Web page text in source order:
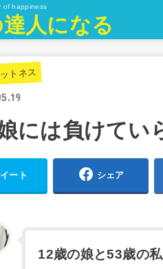
of happiness
人になる
トネス
には負けてい
ート シェア
12歳の娘と53歳の